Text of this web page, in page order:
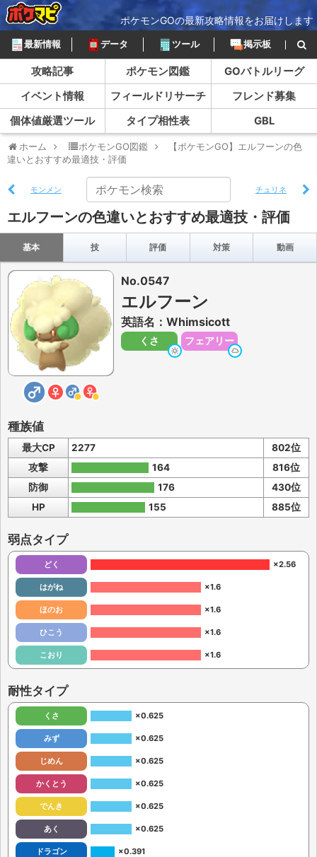
ポケモンGOの最新攻略情報をお届けします
最新情報 データ ツール 掲示板
攻略記事 ポケモン図鑑
GOバトルリーグ
イベント情報
フィールドリサーチ
フレンド募集
個体値厳選ツール
タイプ相性表 GBL
ホーム ポケモンGO図鑑
【ポケモンGO】エルフーンの色
違いとおすすめ最適技・評価
モンメン チュリネ
エルフーンの色違いとおすすめ最適技・評価
基本 技 評価 対策 動画
No.0547
エルフーン
英語名：Whimsicott
くさ フェアリー
種族値
最大CP 2277
802位
攻撃
164
816位
防御
176
430位
HP
155 885位
弱点タイプ
どく ×2.56
はがね ×1.6
ほのお ×1.6
ひこう ×1.6
こおり ×1.6
耐性タイプ
くさ ×0.625
みず ×0.625
じめん ×0.625
かくとう ×0.625
でんき ×0.625
あく ×0.625
ドラゴン ×0.391